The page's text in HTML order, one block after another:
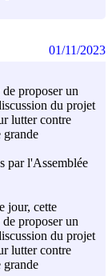
proposer un
du projet
lutter contre
grande
par l'Assemblée
jour, cette
proposer un
du projet
lutter contre
grande
01/11/2023